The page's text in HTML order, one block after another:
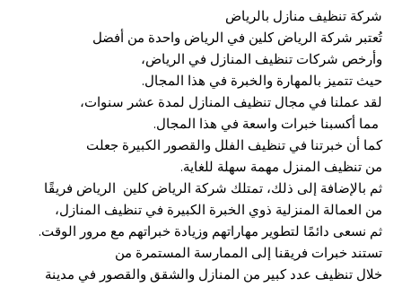
شركة تنظيف منازل بالرياض
تُعتبر شركة الرياض كلين في الرياض واحدة من أفضل
وأرخص شركات تنظيف المنازل في الرياض،
حيث تتميز بالمهارة والخبرة في هذا المجال.
لقد عملنا في مجال تنظيف المنازل لمدة عشر سنوات،
مما أكسبنا خبرات واسعة في هذا المجال.
كما أن خبرتنا في تنظيف الفلل والقصور الكبيرة جعلت
من تنظيف المنزل مهمة سهلة للغاية.
ثم بالإضافة إلى ذلك، تمتلك شركة الرياض كلين الرياض فريقًا
من العمالة المنزلية ذوي الخبرة الكبيرة في تنظيف المنازل،
ثم نسعى دائمًا لتطوير مهاراتهم وزيادة خبراتهم مع مرور الوقت.
تستند خبرات فريقنا إلى الممارسة المستمرة من
خلال تنظيف عدد كبير من المنازل والشقق والقصور في مدينة